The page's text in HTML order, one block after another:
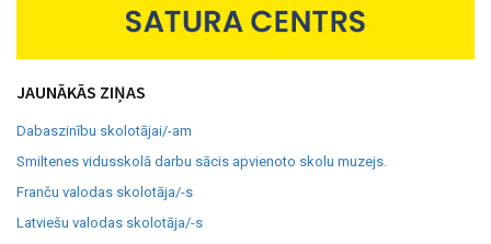
JAUNĀKĀS ZIŅAS
Dabaszinību skolotājai/-am
Smiltenes vidusskolā darbu sācis apvienoto skolu muzejs.
Franču valodas skolotāja/-s
Latviešu valodas skolotāja/-s